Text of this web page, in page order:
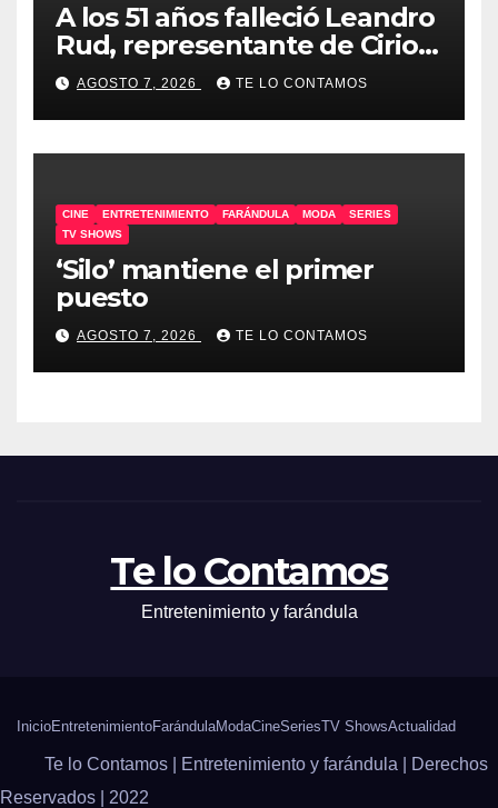
A los 51 años falleció Leandro
Rud, representante de Cirio,
Loly, Marengo y Maglietti
AGOSTO 7, 2026 TE LO CONTAMOS
CINE ENTRETENIMIENTO FARÁNDULA MODA
SERIES
TV SHOWS
‘Silo’ mantiene el primer
puesto
AGOSTO 7, 2026 TE LO CONTAMOS
Te lo Contamos
Entretenimiento y farándula
InicioEntretenimientoFarándulaModaCineSeriesTV ShowsActualidad